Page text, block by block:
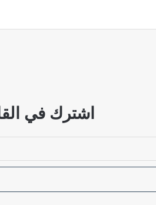
مكثفة لحسم تسمية مرشحي تسع وزارات
امريكية وراء عرقلة اقرار قانون
اشترك في